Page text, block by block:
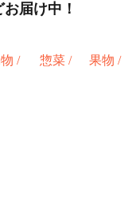
届け中！
/ 惣菜 / 果物 /